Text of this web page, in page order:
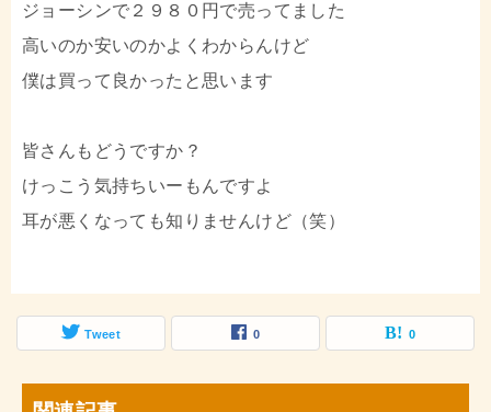
ジョーシンで２９８０円で売ってました
高いのか安いのかよくわからんけど
僕は買って良かったと思います
皆さんもどうですか？
けっこう気持ちいーもんですよ
耳が悪くなっても知りませんけど（笑）
Tweet 0 0